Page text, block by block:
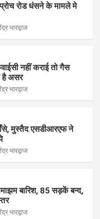
रोड धंसने के मामले मे
भारद्वाज
नहीं कराई तो गैस
है असर
भारद्वाज
मुस्तैद एसडीआरएफ ने
भारद्वाज
बारिश, 85 सड़कें बन्द,
भारद्वाज